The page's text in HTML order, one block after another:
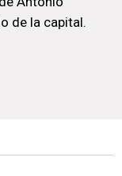
de la capital.